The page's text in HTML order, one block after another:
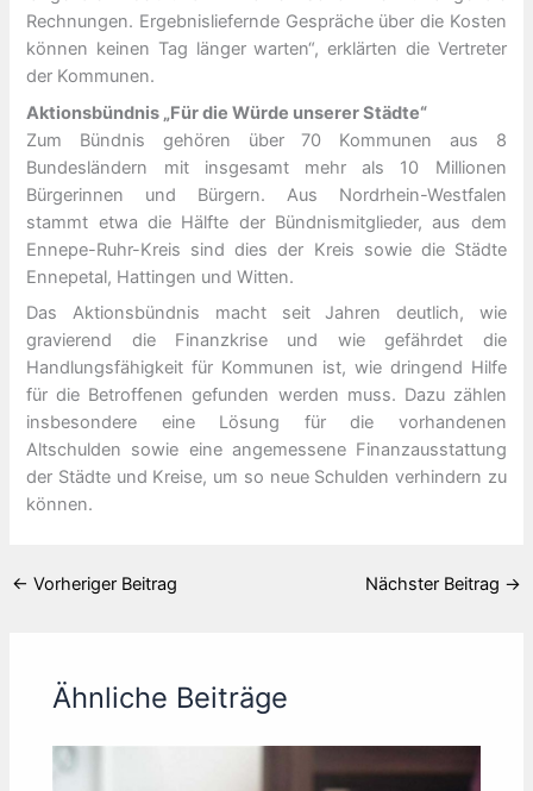
Rechnungen. Ergebnisliefernde Gespräche über die Kosten
können keinen Tag länger warten“, erklärten die Vertreter
der Kommunen.
Aktionsbündnis „Für die Würde unserer Städte“
Zum Bündnis gehören über 70 Kommunen aus 8
Bundesländern mit insgesamt mehr als 10 Millionen
Bürgerinnen und Bürgern. Aus Nordrhein-Westfalen
stammt etwa die Hälfte der Bündnismitglieder, aus dem
Ennepe-Ruhr-Kreis sind dies der Kreis sowie die Städte
Ennepetal, Hattingen und Witten.
Das Aktionsbündnis macht seit Jahren deutlich, wie
gravierend die Finanzkrise und wie gefährdet die
Handlungsfähigkeit für Kommunen ist, wie dringend Hilfe
für die Betroffenen gefunden werden muss. Dazu zählen
insbesondere eine Lösung für die vorhandenen
Altschulden sowie eine angemessene Finanzausstattung
der Städte und Kreise, um so neue Schulden verhindern zu
können.
← Vorheriger Beitrag Nächster Beitrag →
Ähnliche Beiträge